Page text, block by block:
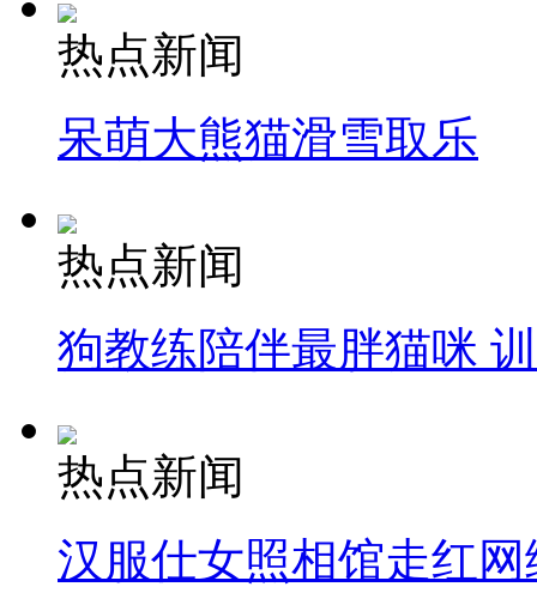
热点新闻
呆萌大熊猫滑雪取乐
热点新闻
狗教练陪伴最胖猫咪
热点新闻
汉服仕女照相馆走红网